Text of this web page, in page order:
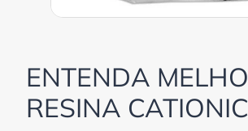
ENTENDA
RESINA